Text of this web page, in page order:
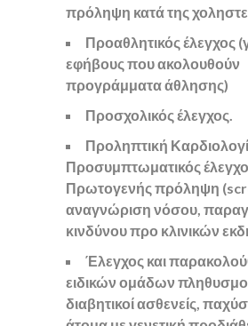
πρόληψη κατά της
Προαθλητικός έλεγχος
εφήβους που ακολουθούν
προγράμματα άθλησης)
Προσχολικός έλεγχος.
Προληπτική
Προσυμπτωματικός
Πρωτογενής πρόληψη
αναγνώριση νόσου,
κινδύνου προ κλινικών
Έλεγχος και
ειδικών ομάδων
διαβητικοί ασθενείς,